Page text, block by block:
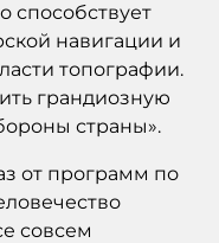
способствует
навигации и
топографии.
грандиозную
страны».
от программ по
совсем